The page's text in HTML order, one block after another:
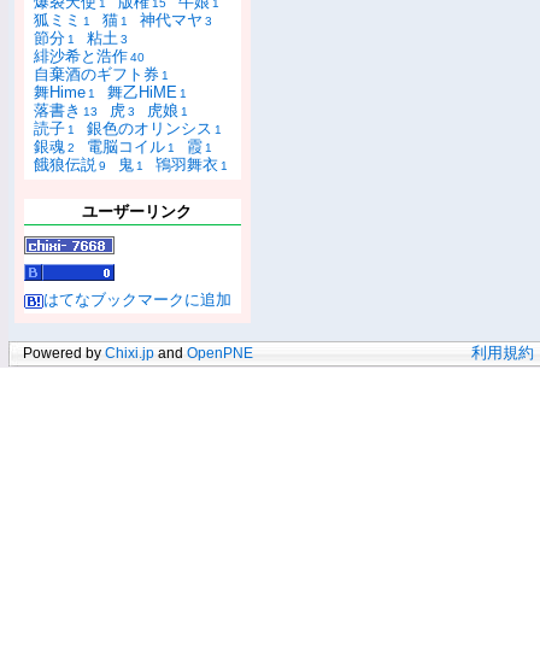
1 15 1
狐ミミ 1 猫 1 神代マヤ 3
節分 1 粘土3
緋沙希と浩作40
自棄酒のギフト券 1
舞Hime 1 舞乙HiME 1
落書き 13 虎3 虎娘 1
読子 1 銀色のオリンシス 1
銀魂2 電脳コイル 1 霞 1
餓狼伝説9 鬼 1 鴇羽舞衣 1
ユーザーリンク
はてなブックマークに追加
Powered by Chixi.jp and OpenPNE 利用規約